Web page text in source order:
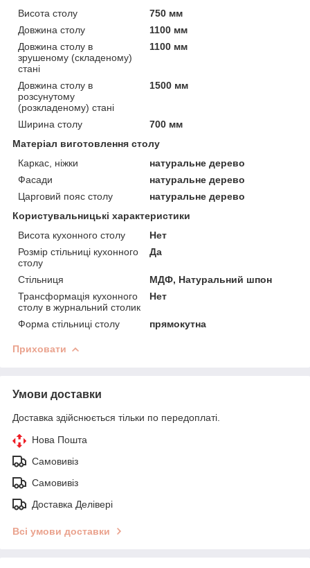
Висота столу
750 мм
Довжина столу
1100 мм
Довжина столу в
зрушеному (складеному)
стані
1100 мм
Довжина столу в
розсунутому
(розкладеному) стані
1500 мм
Ширина столу
700 мм
Матеріал виготовлення столу
Каркас, ніжки
натуральне дерево
Фасади
натуральне дерево
Царговий пояс столу
натуральне дерево
Користувальницькі характеристики
Висота кухонного столу
Нет
Розмір стільниці кухонного
столу
Да
Стільниця
МДФ, Натуральний шпон
Трансформація кухонного
столу в журнальний столик
Нет
Форма стільниці столу прямокутна
Приховати
Умови доставки
Доставка здійснюється тільки по передоплаті.
Нова Пошта
Самовивіз
Самовивіз
Доставка Делівері
Всі умови доставки